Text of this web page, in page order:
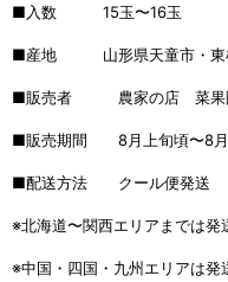
■入数 15玉〜16玉
■産地 山形県天童市・東
■販売者 農家の店 菜果
■販売期間 8月上旬頃〜8月
■配送方法 クール便発送
※北海道〜関西エリアまでは発
※中国・四国・九州エリアは発